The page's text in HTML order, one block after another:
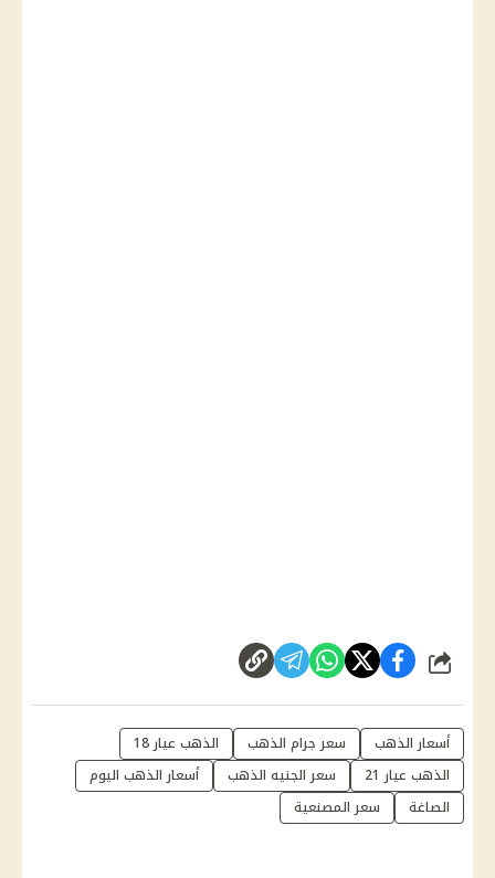
شارك
أسعار الذهب سعر جرام الذهب
الذهب عيار 18
الذهب عيار 21
سعر الجنيه الذهب
أسعار الذهب اليوم
الصاغة
سعر المصنعية